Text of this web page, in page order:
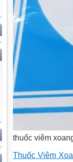
thuốc viêm
Thuốc Viêm